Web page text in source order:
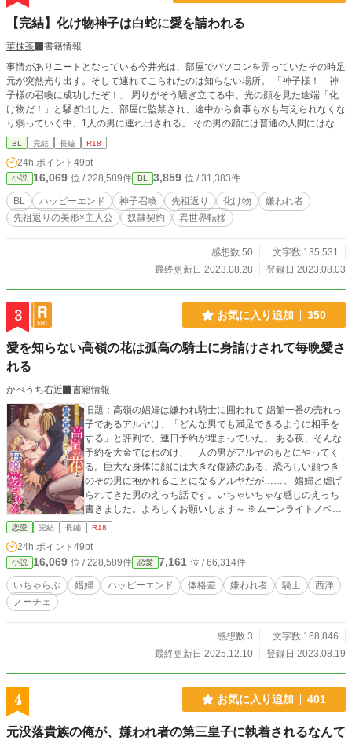
【完結】化け物神子は白蛇に愛を請われる
華抹茶
書籍情報
事情がありニートとなっている今井光は、部屋でパソコンを弄っていたその時足
元が突然光り出す。そして連れてこられたのは知らない場所。 「神子様！ 神
子様の召喚に成功したぞ！」 周りがそう騒ぎ立てる中、光の顔を見た途端「化
け物だ！」と騒ぎ出した。部屋に監禁され、途中から食事も水も与えられなくな
り弱っていく中、1人の男に連れ出される。 その男の顔には普通の人間にはない
鱗と、縦に伸びた瞳孔が見えた。 「蛇……？」 その男に連れ出されてからは快
適に過ごすことが出来るようになったが、この世界の事を知るにつれて怒りが湧
いて来るようになる。 ＊ ＊ ＊ ＊ ＊ ＊ ＊ 久しぶりの長編です。よろ
しくお願いします！ R-18には※印つけてます。 ざまぁはありますが、それを強
く求めている方には物足りないなどあると思います。ご注意ください。
BL 完結 長編 R18
24h.ポイント 49pt
小説 16,069 位 / 228,589件 BL 3,859 位 / 31,383件
BL ハッピーエンド 神子召喚 先祖返り 化け物
嫌われ者
先祖返りの美形×主人公
奴隷契約 異世界転移
感想数 50
文字数 135,531
最終更新日 2023.08.28
登録日 2023.08.03
3 お気に入り追加 350
愛を知らない高嶺の花は孤高の騎士に身請けされて毎晩愛さ
れる
かべうち右近
書籍情報
旧題：高嶺の娼婦は嫌われ騎士に囲われて 娼館一番の売れっ
子であるアルヤは、「どんな男でも満足できるように相手を
する」と評判で、連日予約が埋まっていた。 ある夜、そんな
予約を大金ではねのけ、一人の男がアルヤのもとにやってく
る。巨大な身体に顔には大きな傷跡のある、恐ろしい顔つき
のその男に抱かれることになるアルヤだが……。 娼婦と虐げ
られてきた男のえっち話です。いちゃいちゃな感じのえっち
書きました。よろしくお願いします～ ※ムーンライトノベル
ズにも同時掲載です。 ※Ｒシーンの入る回には※マークをつ
に身請けされて毎晩愛される」に改題のうえ、ノーチェブッ
クス様より12/10に発売することになりました。 連載版は10
日ごろに引き下げられる予定です。 たくさんの方に読んでい
ただき、本当にありがとうございました。 書籍化記念といた
恋愛 完結 長編 R18
24h.ポイント 49pt
小説 16,069 位 / 228,589件 恋愛 7,161 位 / 66,314件
いちゃらぶ 娼婦 ハッピーエンド 体格差 嫌われ者 騎士
西洋
ノーチェ
感想数 3
文字数 168,846
最終更新日 2025.12.10
登録日 2023.08.19
4 お気に入り追加 401
元没落貴族の俺が、嫌われ者の第三皇子に執着されるなんて